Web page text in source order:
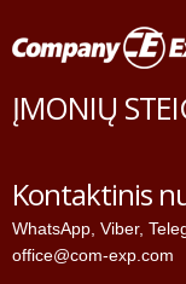
Paslaugos
Kainos
ĮMONIŲ
Kontaktinis
WhatsApp ,Viber,
office@com-exp.com